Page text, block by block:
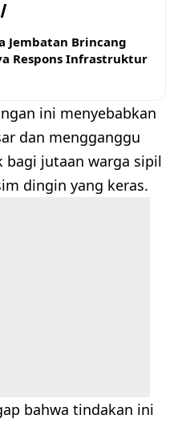
Jembatan Brincang
Respons Infrastruktur
ini menyebabkan
dan mengganggu
bagi jutaan warga sipil
dingin yang keras.
bahwa tindakan ini